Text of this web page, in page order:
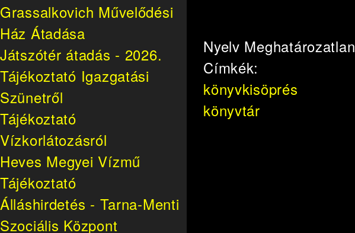
Nyelv Meghatározatlan
Címkék:
könyvkisöprés
könyvtár
Grassalkovich Művelődési
Ház Átadása
Játszótér átadás - 2026.
Tájékoztató Igazgatási
Szünetről
Tájékoztató
Vízkorlátozásról
Heves Megyei Vízmű
Tájékoztató
Álláshirdetés - Tarna-Menti
Szociális Központ